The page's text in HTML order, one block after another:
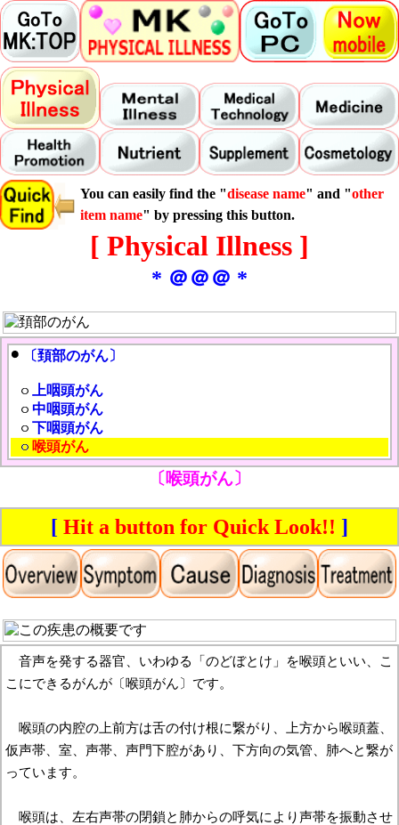
You can easily find the "disease name" and "other
item name" by pressing this button.
[ Physical Illness ]
* ＠＠＠ *
〔頚部のがん〕
上咽頭がん
中咽頭がん
下咽頭がん
喉頭がん
〔喉頭がん〕
[ Hit a button for Quick Look!! ]
音声を発する器官、いわゆる「のどぼとけ」を喉頭といい、こ
こにできるがんが〔喉頭がん〕です。
喉頭の内腔の上前方は舌の付け根に繋がり、上方から喉頭蓋、
仮声帯、室、声帯、声門下腔があり、下方向の気管、肺へと繋が
っています。
喉頭は、左右声帯の閉鎖と肺からの呼気により声帯を振動させ